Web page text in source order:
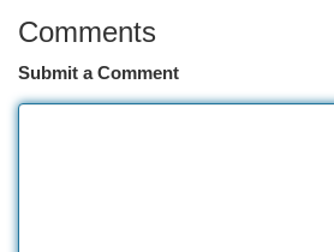
Comments
Submit a Comment